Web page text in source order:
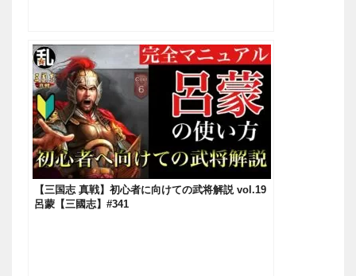
【三国志 真戦】初心者に向けての武将解説 vol.19
呂蒙【三國志】#341